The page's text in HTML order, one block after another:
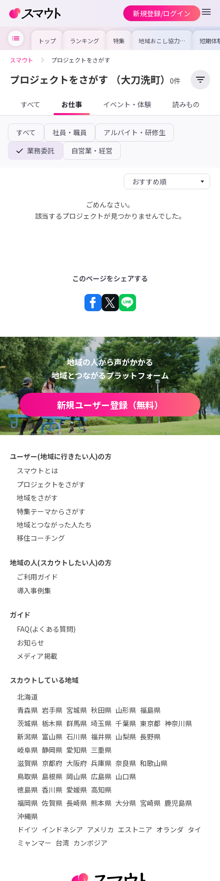
新規登録/ログイン
トップ ランキング 特集 地域おこし協力隊
の求人やイベント
を集めました！仕
けよう
短期体
り〜数
域を知
スマウト プロジェクトをさがす
プロジェクトをさがす （大刀洗町） 0件
すべて お仕事 イベント・体験 読みもの
すべて 社員・職員
アルバイト・研修生
業務委託
自営業・経営
ごめんなさい。
該当するプロジェクトが見つかりませんでした。
このページをシェアする
地域の人から声がかかる
地域とつながるプラットフォーム
新規ユーザー登録（無料）
ユーザー(地域に行きたい人)の方
スマウトとは
プロジェクトをさがす
地域をさがす
特集テーマからさがす
地域とつながった人たち
移住コーチング
地域の人(スカウトしたい人)の方
ご利用ガイド
導入事例集
ガイド
FAQ(よくある質問)
お知らせ
メディア掲載
スカウトしている地域
北海道
青森県 岩手県 宮城県 秋田県 山形県 福島県
茨城県 栃木県 群馬県 埼玉県 千葉県 東京都 神奈川県
新潟県 富山県 石川県 福井県 山梨県 長野県
岐阜県 静岡県 愛知県 三重県
滋賀県 京都府 大阪府 兵庫県 奈良県 和歌山県
鳥取県 島根県 岡山県 広島県 山口県
徳島県 香川県 愛媛県 高知県
福岡県 佐賀県 長崎県 熊本県 大分県 宮崎県 鹿児島県
沖縄県
ドイツ インドネシア アメリカ エストニア オランダ タイ
ミャンマー 台湾 カンボジア